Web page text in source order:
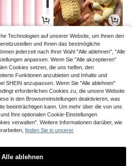
3,08€
Technologien auf unserer Website, um Ihnen den
und Ihnen das bestmögliche
jederzeit nach Ihrer Wahl "Alle ablehnen", "Alle
anpassen. Wenn Sie "Alle akzeptieren"
Cookies setzen, die uns helfen, den
Funktionen anzubieten und Inhalte und
SHEIN anzupassen. Wenn Sie "Alle ablehnen"
erforderlichen Cookies zu, die unsere Website
in den Browsereinstellungen deaktivieren, was
beeinträchtigen kann. Um mehr über die von uns
Ihre optionalen Cookie-Einstellungen
verwalten". Weitere Informationen darüber, wie
finden Sie in unserer
Alle ablehnen